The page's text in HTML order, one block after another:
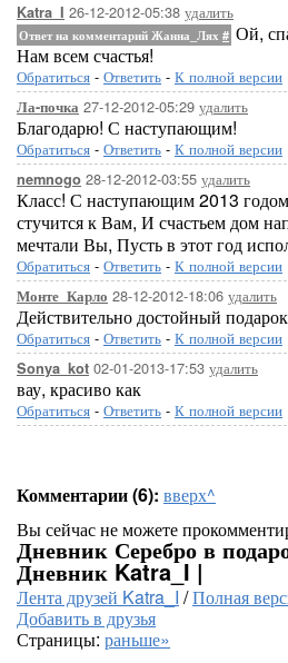
Katra_I 26-12-2012-05:38 удалить
Ответ на комментарий Жанна_Лях # Ой,
Нам всем счастья!
Обратиться - Ответить - К полной версии
Ла-почка 27-12-2012-05:29 удалить
Благодарю! С наступающим!
Обратиться - Ответить - К полной версии
nemnogo 28-12-2012-03:55 удалить
Класс! С наступающим 2013
стучится к Вам, И счастьем дом
мечтали Вы, Пусть в этот год
Обратиться - Ответить - К полной версии
Монте_Карло 28-12-2012-18:06 удалить
Действительно достойный
Обратиться - Ответить - К полной версии
Sonya_kot 02-01-2013-17:53 удалить
вау, красиво как
Обратиться - Ответить - К полной версии
Комментарии (6): вверх^
Вы сейчас не можете
Дневник Серебро в
Дневник Katra_I |
Лента друзей Katra_I /Полная
Добавить в друзья
Страницы: раньше»